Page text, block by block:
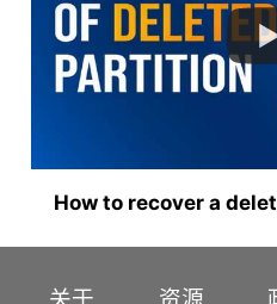
How to recover a
关于 资源